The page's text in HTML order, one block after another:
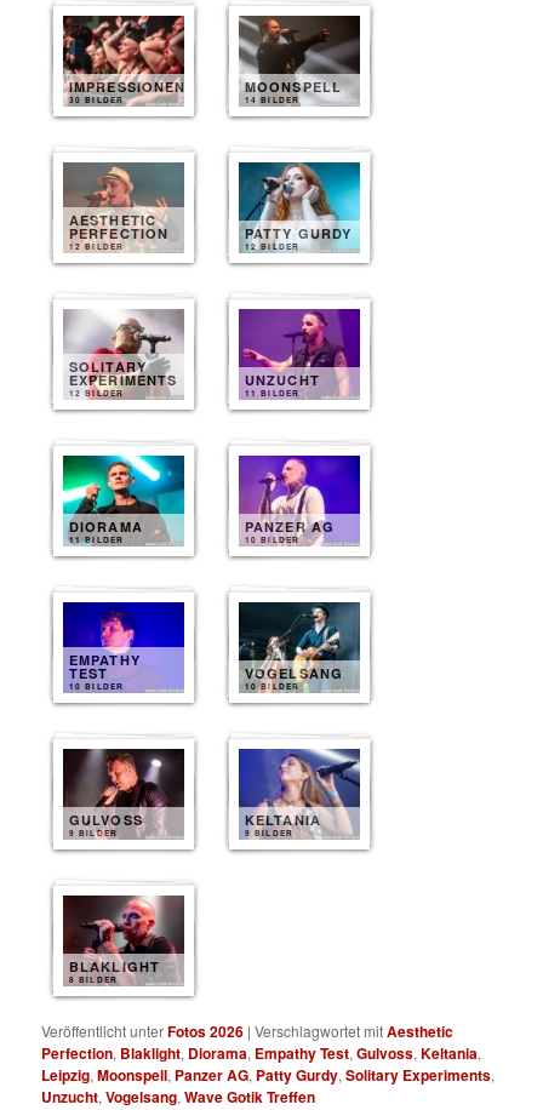
IMPRESSIONEN
30 BILDER
MOONSPELL
14 BILDER
AESTHETIC
PERFECTION
12 BILDER
PATTY GURDY
12 BILDER
SOLITARY
EXPERIMENTS
12 BILDER
UNZUCHT
11 BILDER
DIORAMA
11 BILDER
PANZER AG
10 BILDER
EMPATHY
TEST
10 BILDER
VOGELSANG
10 BILDER
GULVOSS
9 BILDER
KELTANIA
9 BILDER
BLAKLIGHT
8 BILDER
Veröffentlicht unterFotos 2026 |Verschlagwortet mitAesthetic
Perfection, Blaklight, Diorama, Empathy Test,Gulvoss,Keltania,
Leipzig,Moonspell, Panzer AG, Patty Gurdy,Solitary Experiments,
Unzucht,Vogelsang,Wave Gotik Treffen